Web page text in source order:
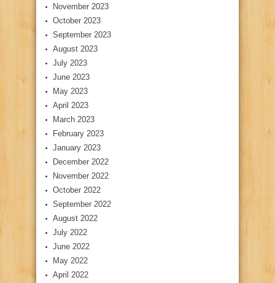
November 2023
October 2023
September 2023
August 2023
July 2023
June 2023
May 2023
April 2023
March 2023
February 2023
January 2023
December 2022
November 2022
October 2022
September 2022
August 2022
July 2022
June 2022
May 2022
April 2022